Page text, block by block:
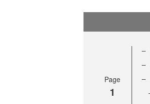
Page
1